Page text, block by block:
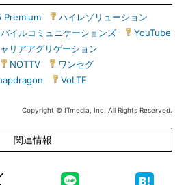
Premium ハイレゾリューション
イルコミュニケーションズ
YouTube
リアアグリゲーション
NOTTV ワンセグ
VoLTE
Copyright © ITmedia, Inc. All Rights Reserved.
関連情報